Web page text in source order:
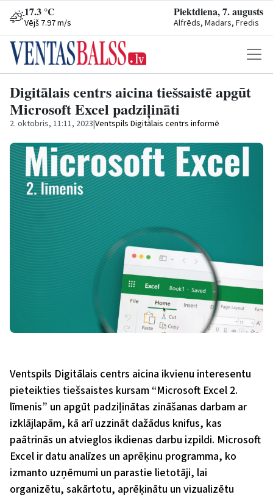
17.3 °C
Vējš 7.97 m/s
Piektdiena, 7. augusts
Alfrēds, Madars, Fredis
Digitālais centrs aicina tiešsaistē apgūt
Microsoft Excel padziļināti
2. oktobris, 11:11, 2023|Ventspils Digitālais centrs informē
Ventspils Digitālais centrs aicina ikvienu interesentu
pieteikties tiešsaistes kursam “Microsoft Excel 2.
līmenis” un apgūt padziļinātas zināšanas darbam ar
izklājlapām, kā arī uzzināt dažādus knifus, kas
paātrinās un atvieglos ikdienas darbu izpildi. Microsoft
Excel ir datu analīzes un aprēķinu programma, ko
izmanto uzņēmumi un parastie lietotāji, lai
organizētu, sakārtotu, aprēķinātu un vizualizētu